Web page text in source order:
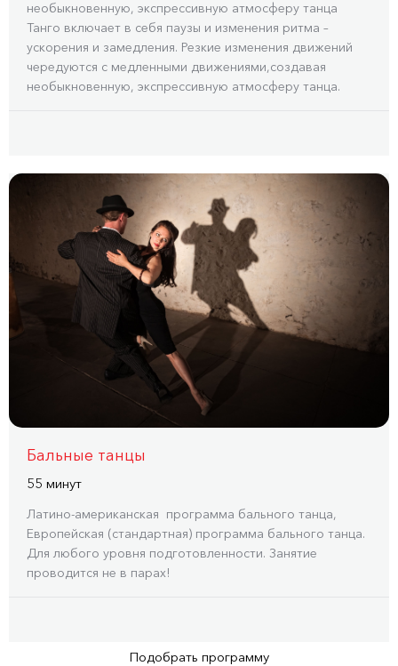
необыкновенную, экспрессивную атмосферу танца
Танго включает в себя паузы и изменения ритма –
ускорения и замедления. Резкие изменения движений
чередуются с медленными движениями,создавая
необыкновенную, экспрессивную атмосферу танца.
Бальные танцы
55 минут
Латино-американская программа бального танца,
Европейская (стандартная) программа бального танца.
Для любого уровня подготовленности. Занятие
проводится не в парах!
Подобрать программу